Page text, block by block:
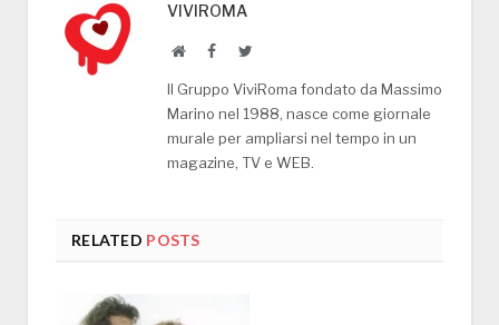
VIVIROMA
WebsiteFacebookTwitter
Il Gruppo ViviRoma fondato da Massimo
Marino nel 1988, nasce come giornale
murale per ampliarsi nel tempo in un
magazine, TV e WEB.
RELATED POSTS